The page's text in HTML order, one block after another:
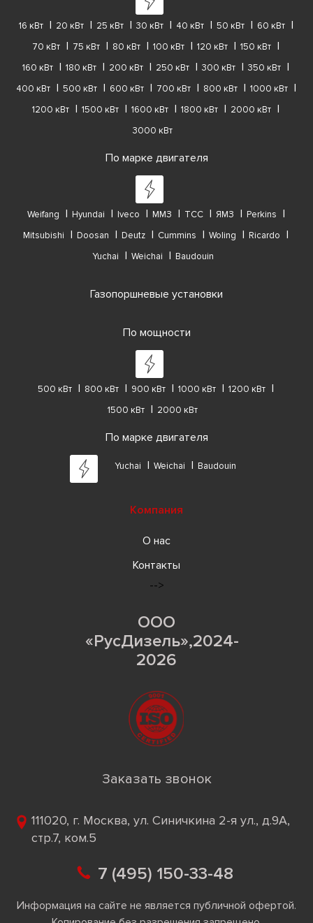
16 кВт 20 кВт 25 кВт 30 кВт 40 кВт 50 кВт
60 кВт
70 кВт
75 кВт 80 кВт 100 кВт 120 кВт
150 кВт
160 кВт
180 кВт 200 кВт 250 кВт 300 кВт
350 кВт
400 кВт
500 кВт 600 кВт 700 кВт 800 кВт
1000 кВт
1200 кВт
1500 кВт 1600 кВт 1800 кВт
2000 кВт
3000 кВт
По марке двигателя
Weifang Hyundai Iveco ММЗ ТСС ЯМЗ
Perkins
Mitsubishi
Doosan Deutz Cummins Woling
Ricardo
Yuchai
Weichai Baudouin
Газопоршневые установки
По мощности
500 кВт 800 кВт 900 кВт 1000 кВт
1200 кВт
1500 кВт
2000 кВт
По марке двигателя
Yuchai Weichai Baudouin
Компания
О нас
Контакты
-->
ООО
«РусДизель»,2024-
2026
Заказать звонок
111020, г. Москва, ул. Синичкина 2-я ул., д.9А,
стр.7, ком.5
7 (495) 150-33-48
Информация на сайте не является публичной офертой.